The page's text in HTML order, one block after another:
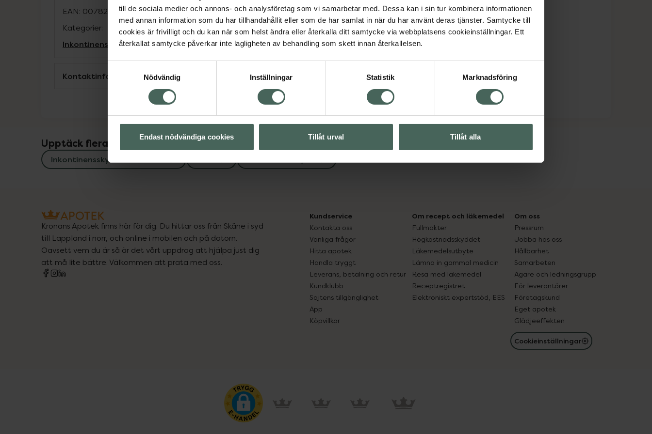
till de sociala medier och annons- och analysföretag som vi samarbetar med. Dessa kan i sin tur kombinera informationen
med annan information som du har tillhandahållit eller som de har samlat in när du har använt deras tjänster. Samtycke till
cookies är frivilligt och du kan när som helst ändra eller återkalla ditt samtycke via webbplatsens cookieinställningar. Ett
återkallat samtycke påverkar inte lagligheten av behandling som skett innan återkallelsen.
Nödvändig
Inställningar Statistik Marknadsföring
Endast nödvändiga cookies Tillåt urval Tillåt alla
EAN: 00782126003508
Kategorier:
Inkontinensskydd för kvinnorIntiminkontinensskydd
Kontaktinfo tillverkare Visa
Upptäck flera produkter inom
Inkontinensskydd för kvinnor
Kronans Apotek finns här för dig. Du hittar oss från Skåne i syd
till Lappland i norr, och online i mobilen och på datorn.
Oavsett vem du är så är det vårt uppdrag att hjälpa just dig
att må lite bättre. Välkommen att prata med oss.
Kundservice
Kontakta oss
Vanliga frågor
Hitta apotek
Handla tryggt
Leverans, betalning och retur
Kundklubb
Sajtens tillgänglighet
App
Köpvillkor
Om recept och läkemedel
Fullmakter
Högkostnadsskyddet
Läkemedelsutbyte
Lämna in gammal medicin
Resa med läkemedel
Receptregistret
Elektroniskt expertstöd, EES
Om oss
Pressrum
Jobba hos oss
Hållbarhet
Samarbeten
Ägare och ledningsgrupp
För leverantörer
Företagskund
Eget apotek
Glädjeeffekten
Cookieinställningar